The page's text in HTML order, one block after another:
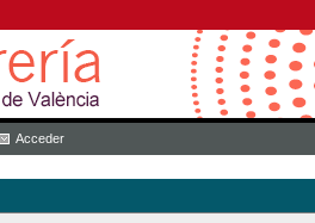
Acceder